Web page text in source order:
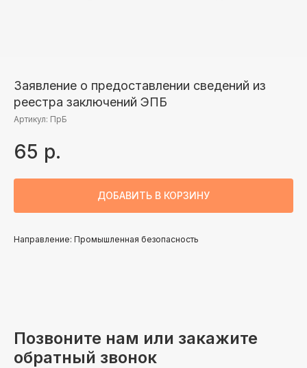
Заявление о предоставлении сведений из
реестра заключений ЭПБ
Артикул: ПрБ
65 р.
ДОБАВИТЬ В КОРЗИНУ
Направление: Промышленная безопасность
Позвоните нам или закажите
обратный звонок